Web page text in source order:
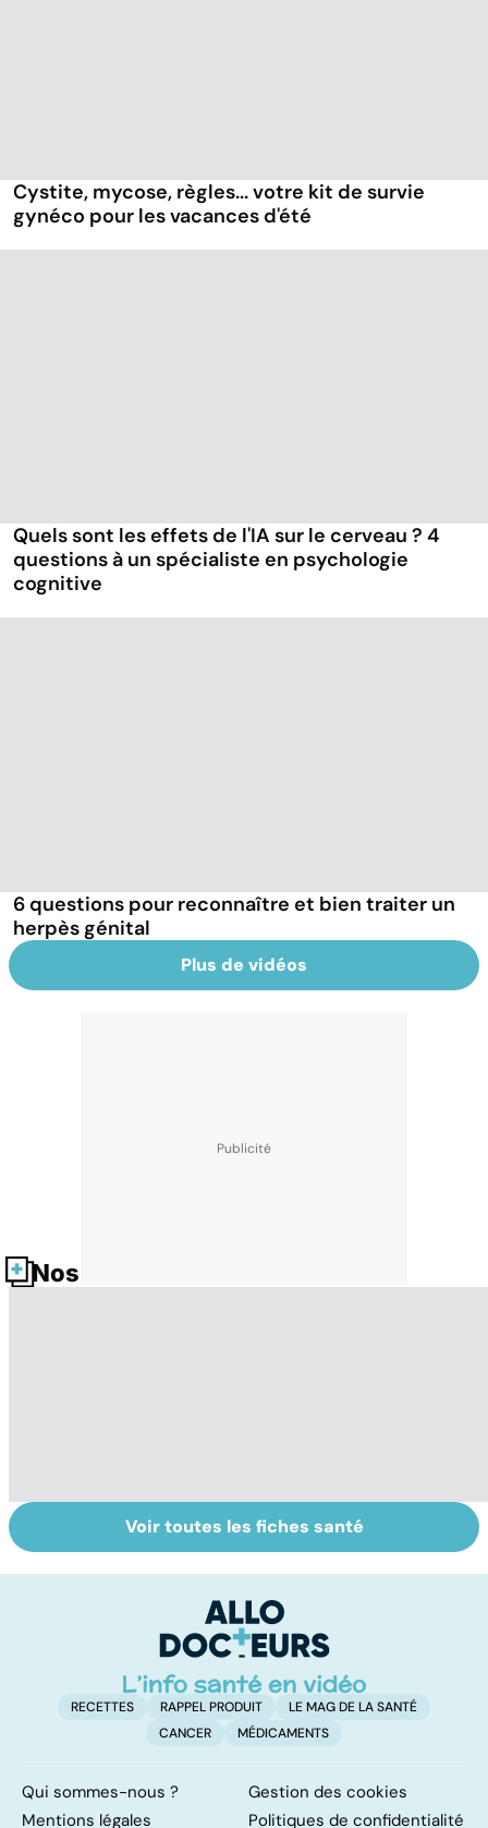
Cystite, mycose, règles... votre kit de survie
gynéco pour les vacances d'été
Quels sont les effets de l'IA sur le cerveau ? 4
questions à un spécialiste en psychologie
cognitive
6 questions pour reconnaître et bien traiter un
herpès génital
Plus de vidéos
Nos fiches santé
L'avortement :
quels délais,
Le tramadol, un
médicament à
Voir toutes les fiches santé
RECETTES RAPPEL PRODUIT
LE MAG DE LA SANTÉ
CANCER
MÉDICAMENTS
Qui sommes-nous ?
Gestion des cookies
Mentions légales
Politiques de confidentialité